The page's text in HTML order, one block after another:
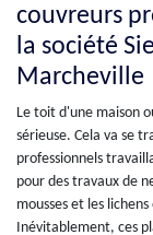
couvreurs
la société
Marcheville
Le toit d'une maison
sérieuse. Cela va se
professionnels
pour des travaux de
mousses et les
Inévitablement, ces